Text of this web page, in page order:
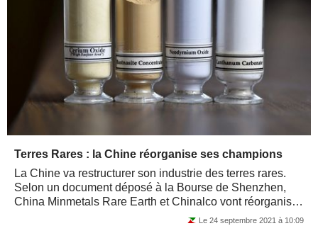
Terres Rares : la Chine réorganise ses champions
La Chine va restructurer son industrie des terres rares.
Selon un document déposé à la Bourse de Shenzhen,
China Minmetals Rare Earth et Chinalco vont réorganiser
Le 24 septembre 2021 à 10:09